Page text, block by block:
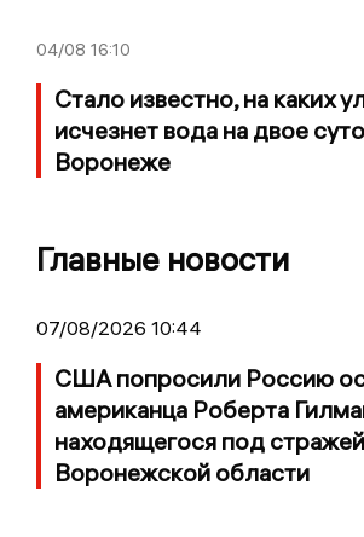
04/08 16:10
Стало известно, на каких
исчезнет вода на двое
Воронеже
Главные новости
07/08/2026 10:44
США попросили Россию
американца Роберта
находящегося под
Воронежской области